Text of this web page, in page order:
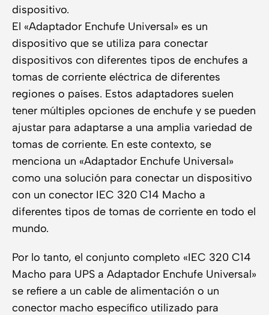
dispositivo.
El «Adaptador Enchufe Universal» es un
dispositivo que se utiliza para conectar
dispositivos con diferentes tipos de enchufes a
tomas de corriente eléctrica de diferentes
regiones o países. Estos adaptadores suelen
tener múltiples opciones de enchufe y se pueden
ajustar para adaptarse a una amplia variedad de
tomas de corriente. En este contexto, se
menciona un «Adaptador Enchufe Universal»
como una solución para conectar un dispositivo
con un conector IEC 320 C14 Macho a
diferentes tipos de tomas de corriente en todo el
mundo.
Por lo tanto, el conjunto completo «IEC 320 C14
Macho para UPS a Adaptador Enchufe Universal»
se refiere a un cable de alimentación o un
conector macho específico utilizado para